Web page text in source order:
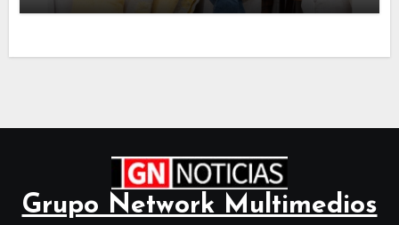
Grupo Network Multimedios